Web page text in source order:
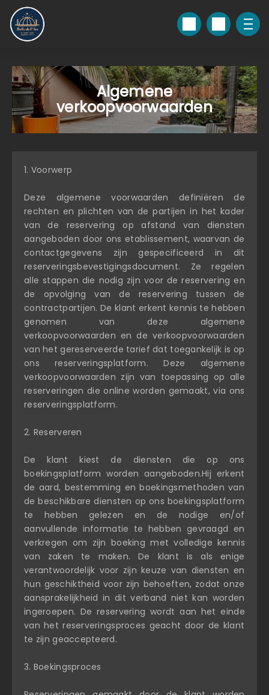
Algemene
verkoopvoorwaarden
1. Voorwerp
Deze algemene voorwaarden definiëren de
rechten en plichten van de partijen in het kader
van de reservering op afstand van diensten
aangeboden door ons etablissement, waarvan de
contactgegevens zijn gespecificeerd in dit
reserveringsbevestigingsdocument. Ze regelen
alle stappen die nodig zijn voor de reservering en
de opvolging van de reservering tussen de
contractpartijen. De klant erkent kennis te hebben
genomen van deze algemene
verkoopvoorwaarden en de verkoopvoorwaarden
van het gereserveerde tarief dat toegankelijk is op
ons reserveringsplatform. Deze algemene
verkoopvoorwaarden zijn van toepassing op alle
reserveringen die online worden gemaakt, via ons
reserveringsplatform.
2. Reserveren
De klant kiest de diensten die op ons
boekingsplatform worden aangeboden.Hij erkent
de aard, bestemming en boekingsmethoden van
de beschikbare diensten op ons boekingsplatform
te hebben gelezen en de nodige en/of
aanvullende informatie te hebben gevraagd en
verkregen om zijn boeking met volledige kennis
van zaken te maken. De klant is als enige
verantwoordelijk voor zijn keuze van diensten en
hun geschiktheid voor zijn behoeften, zodat onze
aansprakelijkheid in dit verband niet kan worden
ingeroepen. De reservering wordt aan het einde
van het reserveringsproces geacht door de klant
te zijn geaccepteerd.
3. Boekingsproces